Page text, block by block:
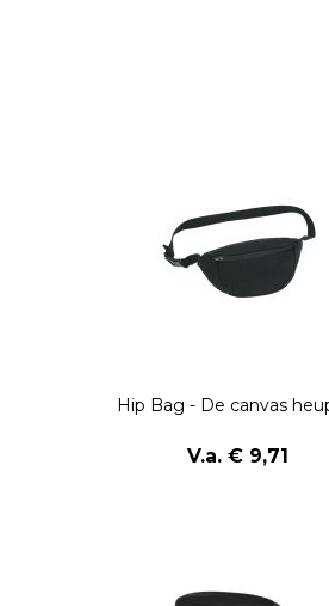
Hip Bag - De canvas
V.a. € 9,71